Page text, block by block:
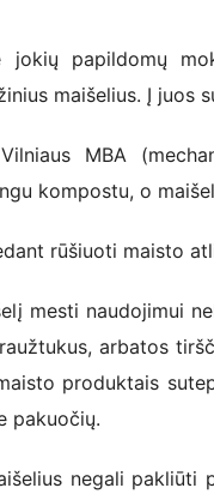
papildomų
maišelius. Į juos
MBA
kompostu, o
rūšiuoti maisto
mesti naudojimui
arbatos
produktais
pakuočių.
negali pakliūti